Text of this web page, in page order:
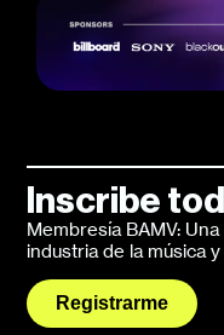
Inscribe
Membresía BAMV:
industria de la música
Registrarme